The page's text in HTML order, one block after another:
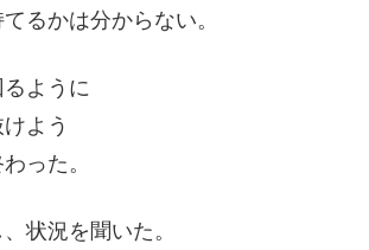
るかは分からない。
ように
よう
った。
状況を聞いた。